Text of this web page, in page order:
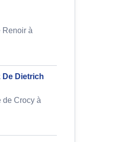
Renoir à
De Dietrich
de Crocy à